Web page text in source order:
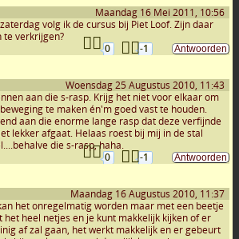
Maandag 16 Mei 2011, 10:56
volg ik de cursus bij Piet Loof. Zijn daar
te verkrijgen?
0
-1
Woensdag 25 Augustus 2010, 11:43
aan die s-rasp. Krijg het niet voor elkaar om
te maken én'm goed vast te houden.
aan die enorme lange rasp dat deze verfijnde
lekker afgaat. Helaas roest bij mij in de stal
die s-rasp, haha.
0
-1
Maandag 16 Augustus 2010, 11:37
het onregelmatig worden maar met een beetje
het heel netjes en je kunt makkelijk kijken of er
af zal gaan, het werkt makkelijk en er gebeurt